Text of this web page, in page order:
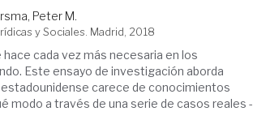
Peter M.
y Sociales. Madrid, 2018
cada vez más necesaria en los
Este ensayo de investigación aborda
carece de conocimientos
modo a través de una serie de casos reales -